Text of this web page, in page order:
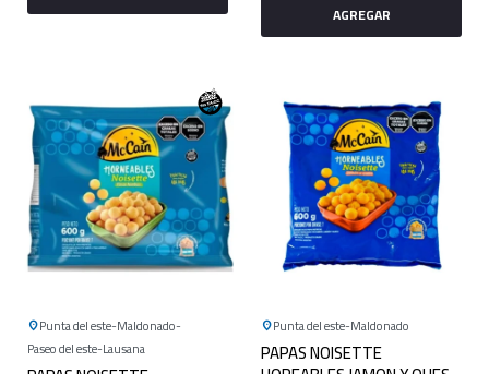
Punta del este Maldonado
Paseo del este Lausana
Punta del este Maldonado
PAPAS NOISETTE